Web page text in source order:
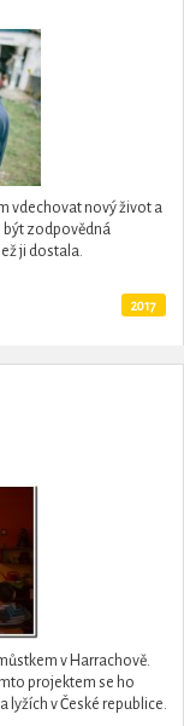
vdechovat nový život a
být zodpovědná
ji dostala.
2017
v Harrachově.
projektem se ho
lyžích v České republice.